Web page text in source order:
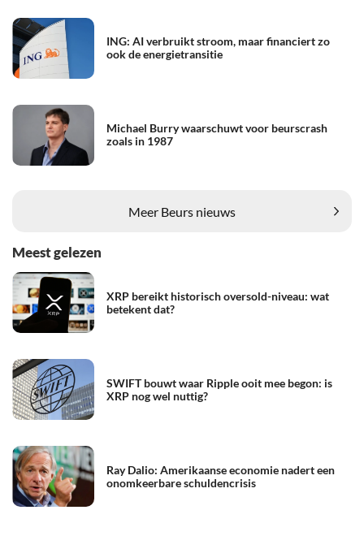
ING: AI verbruikt stroom, maar financiert zo
ook de energietransitie
Michael Burry waarschuwt voor beurscrash
zoals in 1987
Meer Beurs nieuws
Meest gelezen
XRP bereikt historisch oversold-niveau: wat
betekent dat?
SWIFT bouwt waar Ripple ooit mee begon: is
XRP nog wel nuttig?
Ray Dalio: Amerikaanse economie nadert een
onomkeerbare schuldencrisis